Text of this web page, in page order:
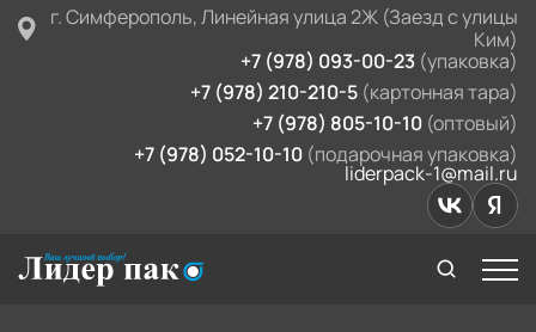
г. Симферополь, Линейная улица 2Ж (Заезд с улицы
Ким)
+7 (978) 093-00-23 (упаковка)
+7 (978) 210-210-5 (картонная тара)
+7 (978) 805-10-10 (оптовый)
+7 (978) 052-10-10 (подарочная упаковка)
liderpack-1@mail.ru